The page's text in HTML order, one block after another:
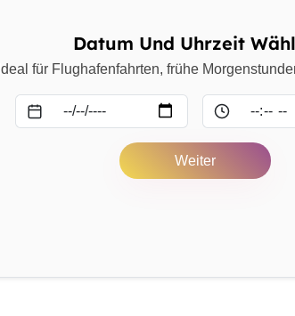
Datum Und Uhrzeit
Ideal für Flughafenfahrten, frühe
Weiter